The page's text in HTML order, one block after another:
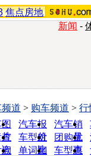
焦点房地
新闻 -
片
汽车报
价
汽车销
量
查
询
车型对
比
团购优
惠
欣
单词翻
车型查
道 > 购车频道 > 行